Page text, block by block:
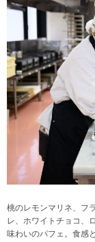
桃のレモンマリネ、フ
レ、ホワイトチョコ、
味わいのパフェ。食感